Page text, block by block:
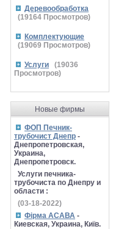
Деревообработка
(19164 Просмотров)
Комплектующие
(19069 Просмотров)
Услуги (19036
Просмотров)
Новые фирмы
ФОП Печник-
трубочист Днепр -
Днепропетровская,
Украина,
Днепропетровск.
Услуги печника-
трубочиста по Днепру и
области :
(03-18-2022)
Фірма АСАВА -
Киевская, Украина, Київ.